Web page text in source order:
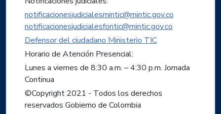
notificacionesjudicialesmintic@mintic.gov.co
notificacionesjudicialesfontic@mintic.gov.co
Defensor del ciudadano Ministerio TIC
Horario de Atención Presencial:
Lunes a viernes de 8:30 a.m. – 4:30 p.m. Jornada
Continua
©Copyright 2021 - Todos los derechos
reservados Gobierno de Colombia